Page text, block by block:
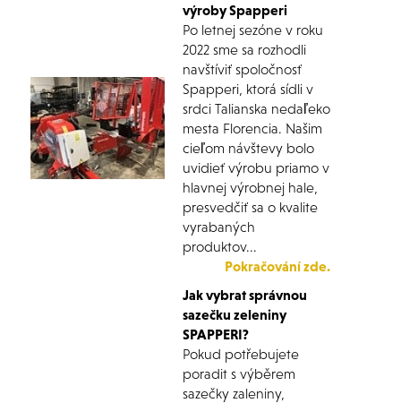
výroby Spapperi
Po letnej sezóne v roku
2022 sme sa rozhodli
navštíviť spoločnosť
Spapperi, ktorá sídli v
srdci Talianska nedaľeko
mesta Florencia. Našim
cieľom návštevy bolo
uvidieť výrobu priamo v
hlavnej výrobnej hale,
presvedčiť sa o kvalite
vyrabaných
produktov...
Pokračování zde.
Jak vybrat správnou
sazečku zeleniny
SPAPPERI?
Pokud potřebujete
poradit s výběrem
sazečky zaleniny,